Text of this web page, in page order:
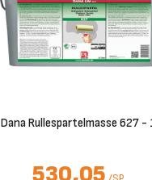
Dana Rullespartelmasse 627 -